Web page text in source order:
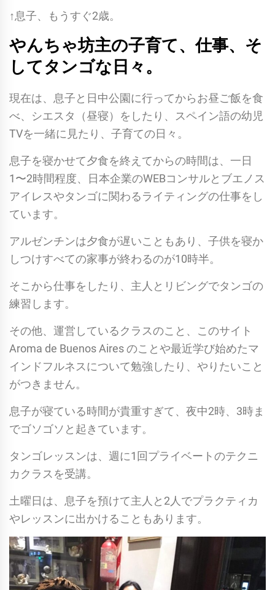
↑息子、もうすぐ2歳。
やんちゃ坊主の子育て、仕事、そ
してタンゴな日々。
現在は、息子と日中公園に行ってからお昼ご飯を食
べ、シエスタ（昼寝）をしたり、スペイン語の幼児
TVを一緒に見たり、子育ての日々。
息子を寝かせて夕食を終えてからの時間は、一日
1〜2時間程度、日本企業のWEBコンサルとブエノス
アイレスやタンゴに関わるライティングの仕事をし
ています。
アルゼンチンは夕食が遅いこともあり、子供を寝か
しつけすべての家事が終わるのが10時半。
そこから仕事をしたり、主人とリビングでタンゴの
練習します。
その他、運営しているクラスのこと、このサイト
Aroma de Buenos Aires のことや最近学び始めたマ
インドフルネスについて勉強したり、やりたいこと
がつきません。
息子が寝ている時間が貴重すぎて、夜中2時、3時ま
でゴソゴソと起きています。
タンゴレッスンは、週に1回プライベートのテクニ
カクラスを受講。
土曜日は、息子を預けて主人と2人でプラクティカ
やレッスンに出かけることもあります。